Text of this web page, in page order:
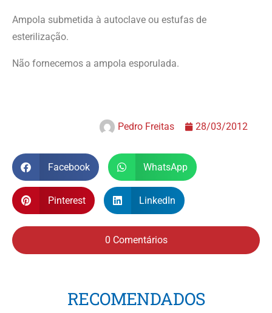
Ampola submetida à autoclave ou estufas de
esterilização.
Não fornecemos a ampola esporulada.
Pedro Freitas 28/03/2012
Facebook WhatsApp
Pinterest LinkedIn
0 Comentários
RECOMENDADOS